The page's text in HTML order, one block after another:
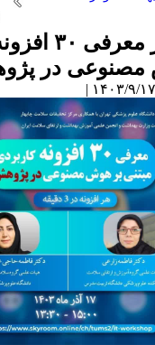
برگزاری وبینار
مصنوعی در